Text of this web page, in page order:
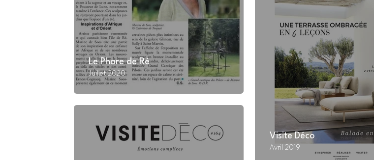
Le Phare de Ré
Juillet 2020
Visite Déco
Avril 2019